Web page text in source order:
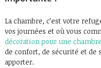
La chambre, c’est votre
vos journées et où vous
décoration pour une chambre
de confort, de sécurité et de
apporter.